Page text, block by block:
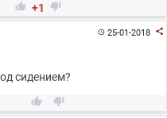
 +1 
25-01-2018 
сидением?
 